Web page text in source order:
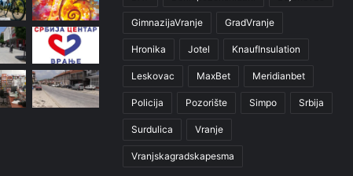
GimnazijaVranje GradVranje
Hronika Jotel KnaufInsulation
Leskovac MaxBet Meridianbet
Policija Pozorište Simpo Srbija
Surdulica Vranje
Vranjskagradskapesma